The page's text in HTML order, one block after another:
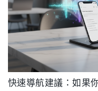
快速導航建議：如果